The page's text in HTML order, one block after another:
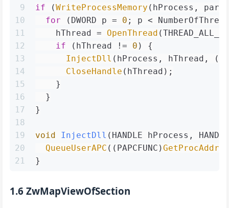
9
10
11
12
13
14
15
16
17
18
19
20
21
if (WriteProcessMemory (hProcess,
for (DWORD p = 0 ; p <
    hThread =
OpenThread
if (hThread != 0 ) {
InjectDll (hProcess, hThread,
CloseHandle (hThread);
    }
  }
}
void InjectDll (HANDLE hProcess,
QueueUserAPC ((PAPCFUNC)
}
1.6 ZwMapViewOfSection